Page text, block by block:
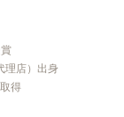
理店）出身
得